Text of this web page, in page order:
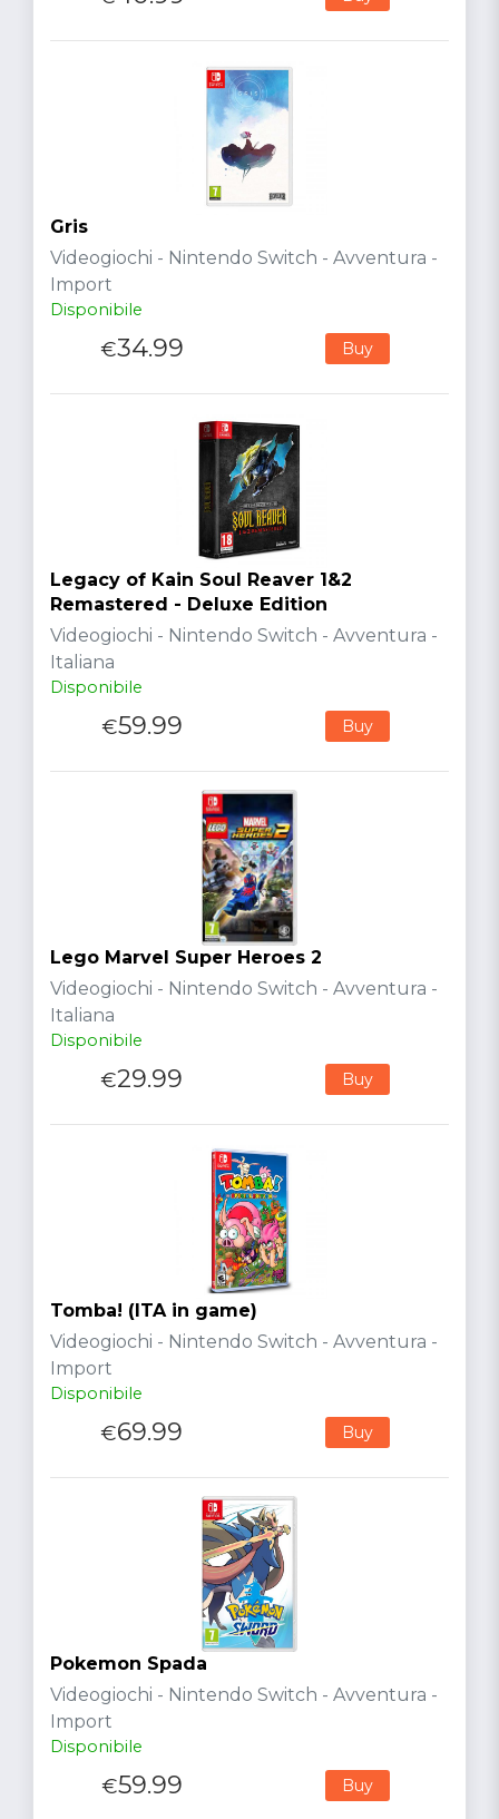
Gris
Videogiochi - Nintendo Switch - Avventura -
Import
Disponibile
€34.99 Buy
Legacy of Kain Soul Reaver 1&2
Remastered - Deluxe Edition
Videogiochi - Nintendo Switch - Avventura -
Italiana
Disponibile
€59.99 Buy
Lego Marvel Super Heroes 2
Videogiochi - Nintendo Switch - Avventura -
Italiana
Disponibile
€29.99 Buy
Tomba! (ITA in game)
Videogiochi - Nintendo Switch - Avventura -
Import
Disponibile
€69.99 Buy
Pokemon Spada
Videogiochi - Nintendo Switch - Avventura -
Import
Disponibile
€59.99 Buy